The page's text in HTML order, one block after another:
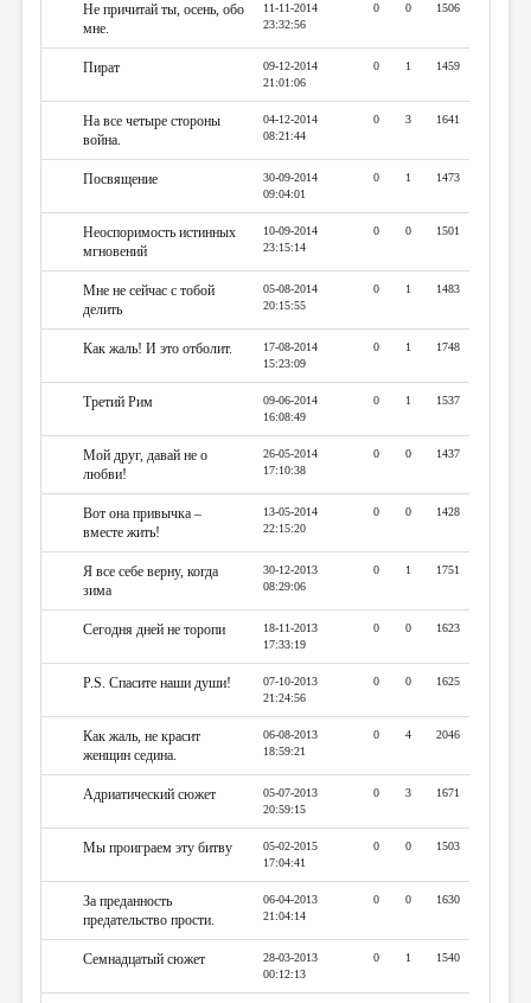
Не причитай ты, осень, обо
мне.
11-11-2014
23:32:56
0 0 1506
Пират
09-12-2014
21:01:06
0 1 1459
На все четыре стороны
война.
04-12-2014
08:21:44
0 3 1641
Посвящение
30-09-2014
09:04:01
0 1 1473
Неоспоримость истинных
мгновений
10-09-2014
23:15:14
0 0 1501
Мне не сейчас с тобой
делить
05-08-2014
20:15:55
0 1 1483
Как жаль! И это отболит.
17-08-2014
15:23:09
0 1 1748
Третий Рим
09-06-2014
16:08:49
0 1 1537
Мой друг, давай не о
любви!
26-05-2014
17:10:38
0 0 1437
Вот она привычка –
вместе жить!
13-05-2014
22:15:20
0 0 1428
Я все себе верну, когда
зима
30-12-2013
08:29:06
0 1 1751
Сегодня дней не торопи
18-11-2013
17:33:19
0 0 1623
P.S. Спасите наши души!
07-10-2013
21:24:56
0 0 1625
Как жаль, не красит
женщин седина.
06-08-2013
18:59:21
0 4 2046
Адриатический сюжет
05-07-2013
20:59:15
0 3 1671
Мы проиграем эту битву
05-02-2015
17:04:41
0 0 1503
За преданность
предательство прости.
06-04-2013
21:04:14
0 0 1630
Семнадцатый сюжет
28-03-2013
00:12:13
0 1 1540